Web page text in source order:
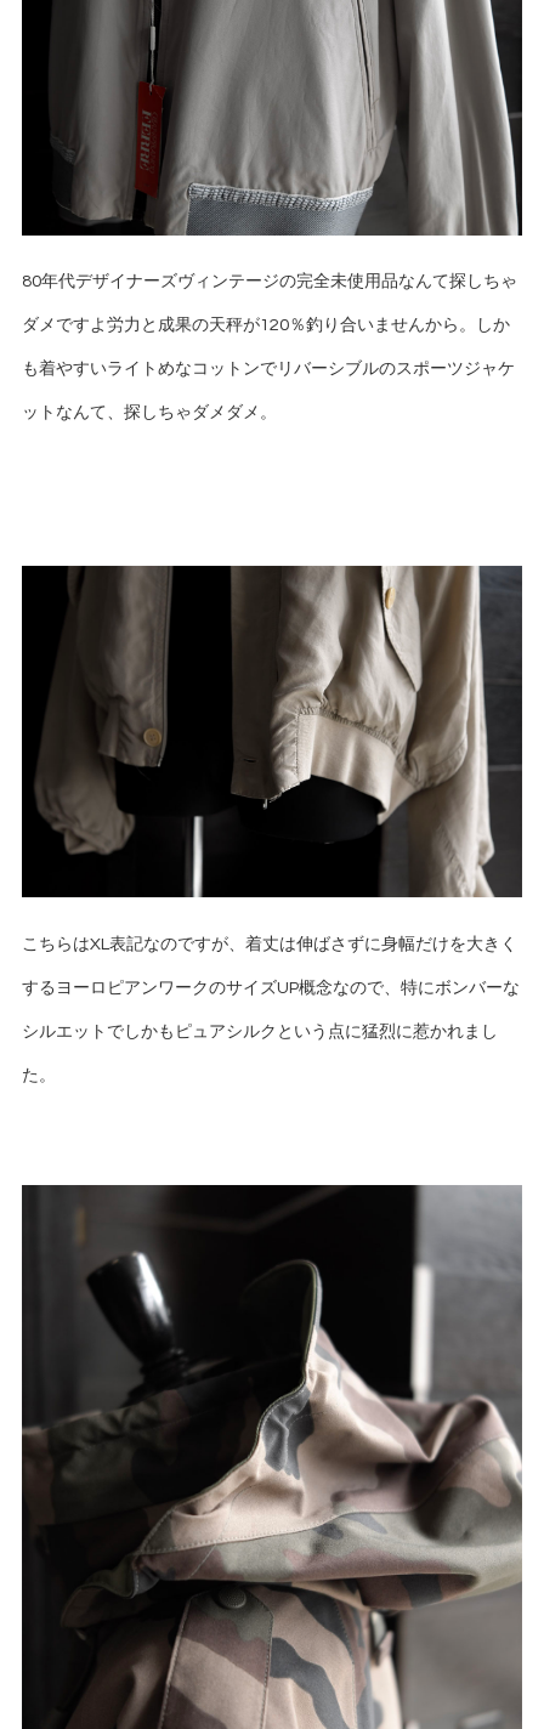
80年代デザイナーズヴィンテージの完全未使用品なんて探しちゃ
ダメですよ労力と成果の天秤が120％釣り合いませんから。しか
も着やすいライトめなコットンでリバーシブルのスポーツジャケ
ットなんて、探しちゃダメダメ。
こちらはXL表記なのですが、着丈は伸ばさずに身幅だけを大きく
するヨーロピアンワークのサイズUP概念なので、特にボンバーな
シルエットでしかもピュアシルクという点に猛烈に惹かれまし
た。